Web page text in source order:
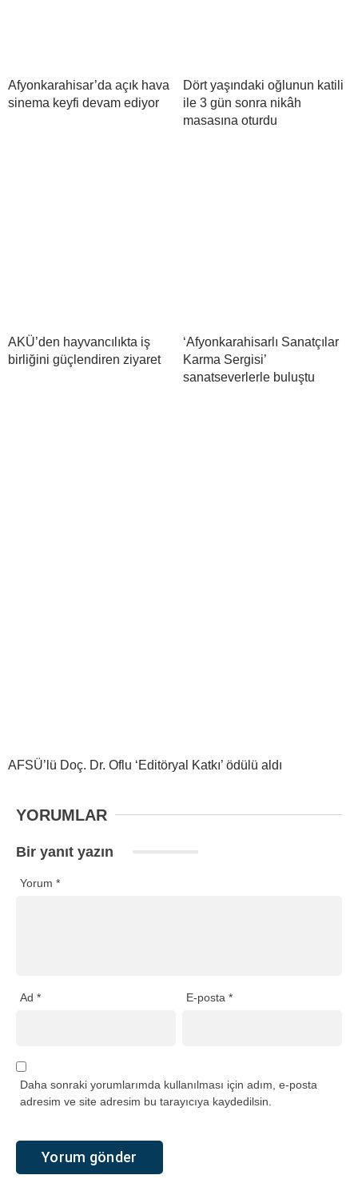
Afyonkarahisar’da açık hava
sinema keyfi devam ediyor
Dört yaşındaki oğlunun katili
ile 3 gün sonra nikâh
masasına oturdu
AKÜ’den hayvancılıkta iş
birliğini güçlendiren ziyaret
‘Afyonkarahisarlı Sanatçılar
Karma Sergisi’
sanatseverlerle buluştu
AFSÜ’lü Doç. Dr. Oflu ‘Editöryal Katkı’ ödülü aldı
YORUMLAR
Bir yanıt yazın
Yorum *
Ad * E-posta*
Daha sonraki yorumlarımda kullanılması için adım, e-posta
adresim ve site adresim bu tarayıcıya kaydedilsin.